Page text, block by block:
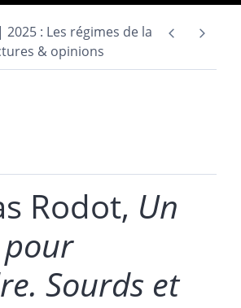
2025 : Les régimes de la
& opinions
Rodot, Un
Sourds et